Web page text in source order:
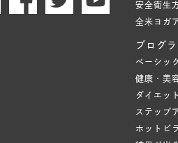
安全衛生
全米ヨガ
プログ
ベーシッ
健康・美
ダイエッ
ステップ
ホットピ